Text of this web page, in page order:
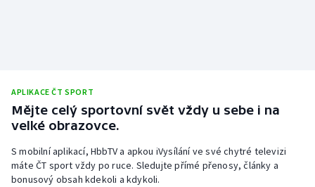
APLIKACE ČT SPORT
Mějte celý sportovní svět vždy u sebe i na
velké obrazovce.
S mobilní aplikací, HbbTV a apkou iVysílání ve své chytré televizi
máte ČT sport vždy po ruce. Sledujte přímé přenosy, články a
bonusový obsah kdekoli a kdykoli.